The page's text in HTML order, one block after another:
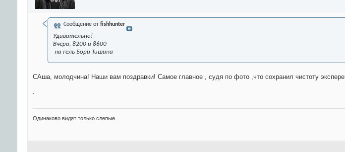
Сообщение от fishhunter
Удивительно!
Вчера, 8200 и 8600
на гель Бори Тишина
САша, молодчина! Наши вам поздравки! Самое главное , судя по фото ,что сохранил чистоту
.
Одинаково видят только слепые...